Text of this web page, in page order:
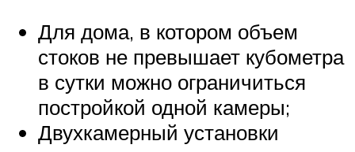
Для дома, в котором объем
стоков не превышает кубометра
в сутки можно ограничиться
постройкой одной камеры;
Двухкамерный установки